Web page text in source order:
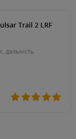
Trail 2 LRF
дальність.